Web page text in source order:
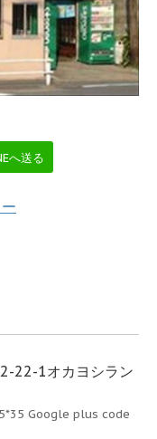
へ送る
22-1オカヨシラン
Google plus code